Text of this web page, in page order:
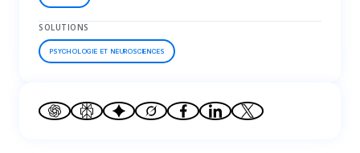
SOLUTIONS
PSYCHOLOGIE ET NEUROSCIENCES